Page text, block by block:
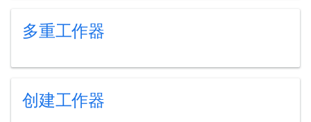
多重工作器
创建工作器